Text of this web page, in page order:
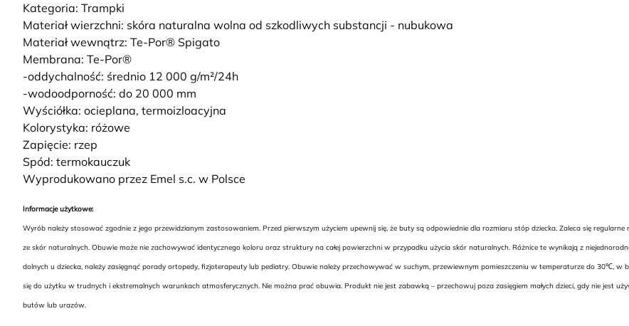
Kategoria: Trampki
Materiał wierzchni: skóra naturalna wolna od szkodliwych substancji - nubukowa
Materiał wewnątrz: Te-Por® Spigato
Membrana: Te-Por®
-oddychalność: średnio 12 000 g/m²/24h
-wodoodporność: do 20 000 mm
Wyściółka: ocieplana, termoizloacyjna
Kolorystyka: różowe
Zapięcie: rzep
Spód: termokauczuk
Wyprodukowano przez Emel s.c. w Polsce
Informacje użytkowe:
Wyrób należy stosować zgodnie z jego przewidzianym zastosowaniem. Przed pierwszym użyciem upewnij się, że buty są odpowiednie dla rozmiaru stóp dziecka. Zaleca się
ze skór naturalnych. Obuwie może nie zachowywać identycznego koloru oraz struktury na całej powierzchni w przypadku użycia skór naturalnych. Różnice te wynikają z
dolnych u dziecka, należy zasięgnąć porady ortopedy, fizjoterapeuty lub pediatry. Obuwie należy przechowywać w suchym, przewiewnym pomieszczeniu w temperaturze do 30℃, w
się do użytku w trudnych i ekstremalnych warunkach atmosferycznych. Nie można prać obuwia. Produkt nie jest zabawką – przechowuj poza zasięgiem małych dzieci, gdy nie jest
butów lub urazów.